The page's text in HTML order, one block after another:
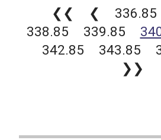
❮❮ ❮ 336.85
338.85
339.85
342.85
343.85
❯❯